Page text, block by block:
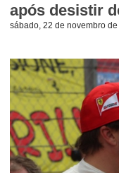
após desistir
sábado, 22 de novembro